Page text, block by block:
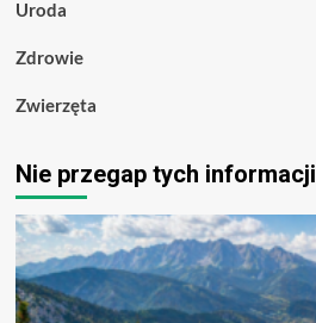
Uroda
Zdrowie
Zwierzęta
Nie przegap tych informacji